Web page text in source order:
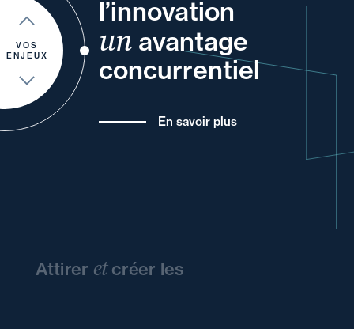
VOS
ENJEUX
l’innovation
un avantage
concurrentiel
En savoir plus
Attirer etcréer les
et
pour
de
etet votre
vos